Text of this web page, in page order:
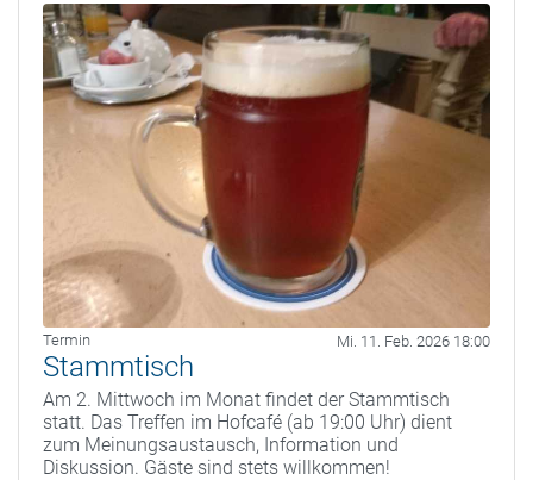
Termin Mi. 11. Feb. 2026 18:00
Stammtisch
Am 2. Mittwoch im Monat findet der Stammtisch
statt. Das Treffen im Hofcafé (ab 19:00 Uhr) dient
zum Meinungsaustausch, Information und
Diskussion. Gäste sind stets willkommen!